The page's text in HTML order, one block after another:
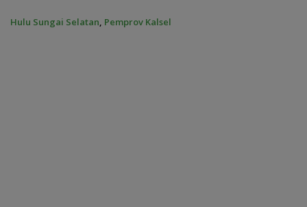
Hulu Sungai Selatan, Pemprov Kalsel